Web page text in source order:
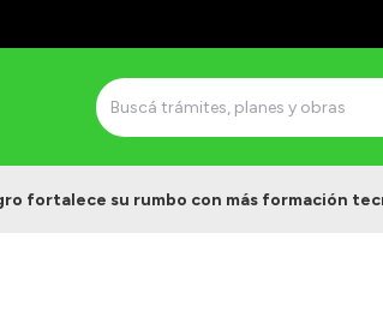
fortalece su rumbo con más formación